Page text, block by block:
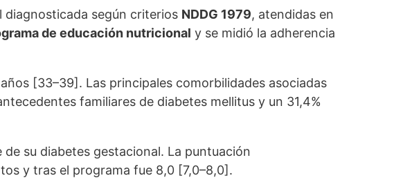
según criterios NDDG 1979, atendidas en
de educación nutricional y se midió la adherencia
[33–39]. Las principales comorbilidades asociadas
familiares de diabetes mellitus y un 31,4%
su diabetes gestacional. La puntuación
y tras el programa fue 8,0 [7,0–8,0].